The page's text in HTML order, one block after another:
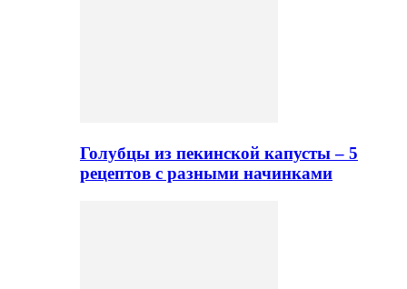
Голубцы из пекинской капусты – 5
рецептов с разными начинками